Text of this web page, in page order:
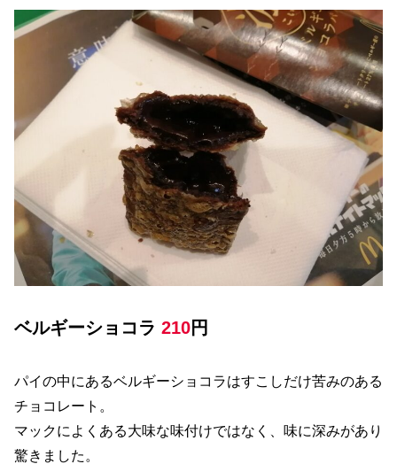
ベルギーショコラ 210円
パイの中にあるベルギーショコラはすこしだけ苦みのある
チョコレート。
マックによくある大味な味付けではなく、味に深みがあり
驚きました。